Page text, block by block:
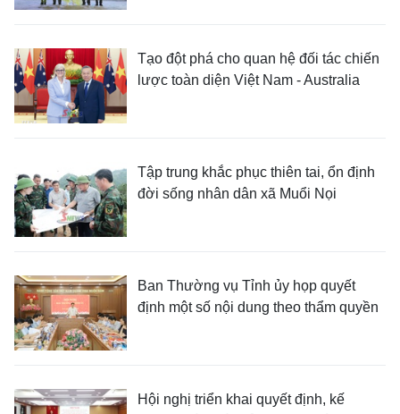
Tạo đột phá cho quan hệ đối tác chiến
lược toàn diện Việt Nam - Australia
Tập trung khắc phục thiên tai, ổn định
đời sống nhân dân xã Muổi Nọi
Ban Thường vụ Tỉnh ủy họp quyết
định một số nội dung theo thẩm quyền
Hội nghị triển khai quyết định, kế